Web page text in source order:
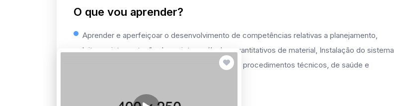
O que vou aprender?
Aprender e aperfeiçoar o desenvolvimento de competências relativas a planejamento,
leitura e interpretação de projetos, cálculos quantitativos de material, Instalação do sistema
Knauf por completo, de acordo com normas e procedimentos técnicos, de saúde e